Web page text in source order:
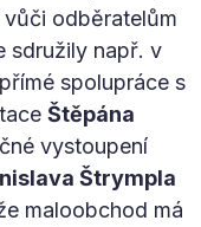
odběratelům
sdružily např. v
spolupráce s
Štěpána
vystoupení
Štrympla
maloobchod má